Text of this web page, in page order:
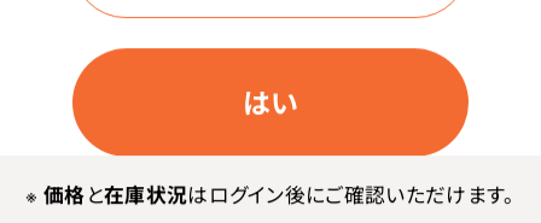
はい
※ 価格と在庫状況はログイン後にご確認いただけます。
一部ダマ（塊）になっています。
そのため、内側にパウダーが均一にコーティングされて
おらず、最初は若干装着しにくく感じられる場合がござ
また、手を入れた瞬間、パウダーのダマにより「ジャリッ」